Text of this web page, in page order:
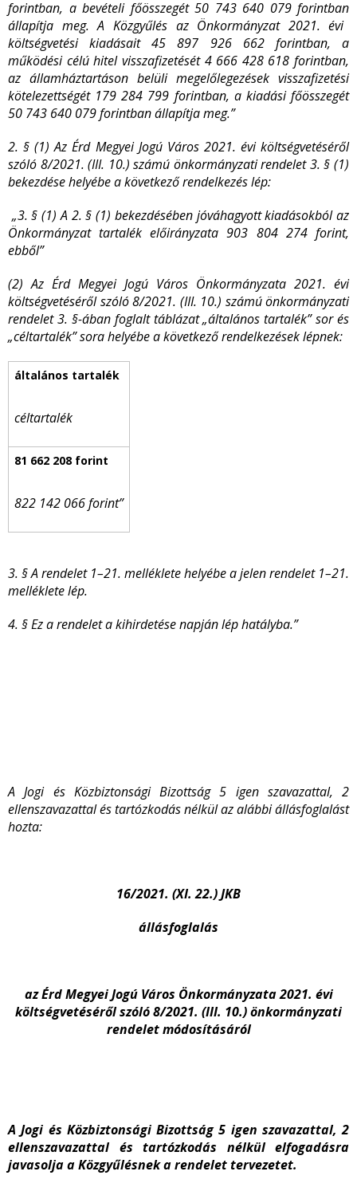
forintban, a bevételi főösszegét 50 743 640 079 forintban
állapítja meg.A Közgyűlés az Önkormányzat 2021. évi
költségvetési kiadásait 45 897 926 662 forintban, a
működési célú hitel visszafizetését 4 666 428 618 forintban,
az államháztartáson belüli megelőlegezések visszafizetési
kötelezettségét 179 284 799 forintban, a kiadási főösszegét
50 743 640 079 forintban állapítja meg.”
2. § (1) Az Érd Megyei Jogú Város 2021. évi költségvetéséről
szóló 8/2021. (III. 10.) számú önkormányzati rendelet 3. § (1)
bekezdése helyébe a következő rendelkezés lép:
„3. § (1) A 2. § (1) bekezdésében jóváhagyott kiadásokból az
Önkormányzat tartalék előirányzata 903 804 274 forint,
ebből”
(2) Az Érd Megyei Jogú Város Önkormányzata 2021. évi
költségvetéséről szóló 8/2021. (III. 10.) számú önkormányzati
rendelet 3. §-ában foglalt táblázat „általános tartalék” sor és
„céltartalék” sora helyébe a következő rendelkezések lépnek:
céltartalék
822 142 066 forint”
3. § A rendelet 1–21. melléklete helyébe a jelen rendelet 1–21.
melléklete lép.
4. § Ez a rendelet a kihirdetése napján lép hatályba.”
A Jogi és Közbiztonsági Bizottság 5 igen szavazattal, 2
ellenszavazattal és tartózkodás nélkül az alábbi állásfoglalást
hozta:
16/2021. (XI. 22.) JKB
állásfoglalás
az Érd Megyei Jogú Város Önkormányzata 2021. évi
költségvetésérőlszóló 8/2021. (III. 10.) önkormányzati
rendelet módosításáról
A Jogi és Közbiztonsági Bizottság 5 igen szavazattal, 2
ellenszavazattal és tartózkodás nélkül elfogadásra
javasolja a Közgyűlésnek a rendelet tervezetet.